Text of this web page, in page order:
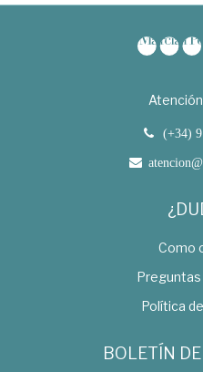
(+34)
Como
Política
BOLETÍN